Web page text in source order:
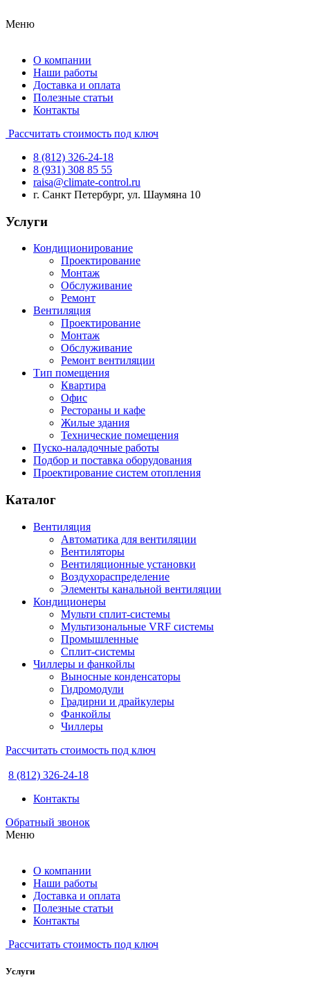
Меню
О компании
Наши работы
Доставка и оплата
Полезные статьи
Контакты
Рассчитать стоимость под ключ
8 (812) 326-24-18
8 (931) 308 85 55
raisa@climate-control.ru
г. Санкт Петербург, ул. Шаумяна 10
Услуги
Кондиционирование
Проектирование
Монтаж
Обслуживание
Ремонт
Вентиляция
Проектирование
Монтаж
Обслуживание
Ремонт вентиляции
Тип помещения
Квартира
Офис
Рестораны и кафе
Жилые здания
Технические помещения
Пуско-наладочные работы
Подбор и поставка оборудования
Проектирование систем отопления
Каталог
Вентиляция
Автоматика для вентиляции
Вентиляторы
Вентиляционные установки
Воздухораспределение
Элементы канальной вентиляции
Кондиционеры
Мульти сплит-системы
Мультизональные VRF системы
Промышленные
Сплит-системы
Чиллеры и фанкойлы
Выносные конденсаторы
Гидромодули
Градирни и драйкулеры
Фанкойлы
Чиллеры
Рассчитать стоимость под ключ
8 (812) 326-24-18
Контакты
Обратный звонок
Меню
О компании
Наши работы
Доставка и оплата
Полезные статьи
Контакты
Рассчитать стоимость под ключ
Услуги